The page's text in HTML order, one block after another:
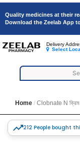
Quality medicines at their
Download the Zeelab App
Delivery
Select
Home Clobnate N ক্রিম
212 People bought